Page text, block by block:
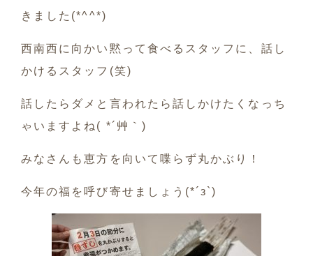
きました(*^^*)
西南西に向かい黙って食べるスタッフに、話し
かけるスタッフ(笑)
話したらダメと言われたら話しかけたくなっち
ゃいますよね( *´艸｀)
みなさんも恵方を向いて喋らず丸かぶり！
今年の福を呼び寄せましょう(*´з`)